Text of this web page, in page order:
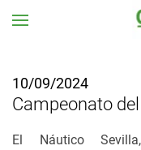
10/09/2024
Campeonato
El Náutico